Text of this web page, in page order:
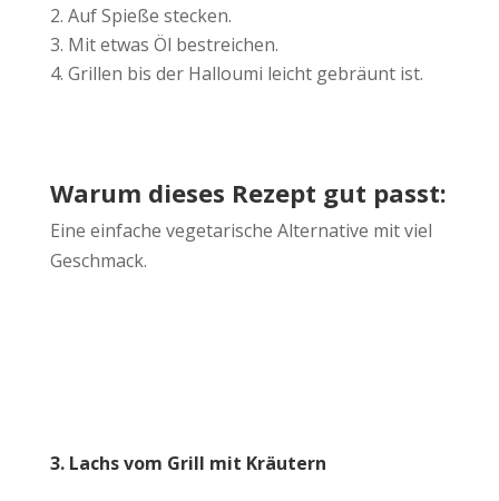
Auf Spieße stecken.
Mit etwas Öl bestreichen.
Grillen bis der Halloumi leicht gebräunt ist.
Warum dieses Rezept gut passt:
Eine einfache vegetarische Alternative mit viel
Geschmack.
3. Lachs vom Grill mit Kräutern